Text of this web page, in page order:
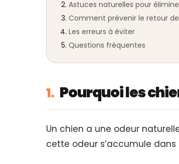
Astuces naturelles pour
Comment prévenir le retour
Les erreurs à éviter
Questions fréquentes
1. Pourquoi les
Un chien a une odeur
cette odeur s’accumule